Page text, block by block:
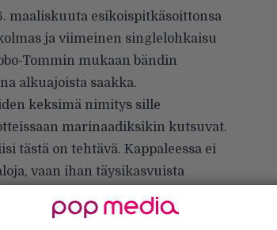
maaliskuuta esikoispitkäsoittonsa
ja viimeinen singlelohkaisu
Tommin mukaan bändin
alkuajoista saakka.
keksimä nimitys sille
marinaadiksikin kutsuvat.
tästä on tehtävä. Kappaleessa ei
vaan ihan täysikasvuista
ja marinoinnin seuraukset
kynnyksellä”, Lobo-